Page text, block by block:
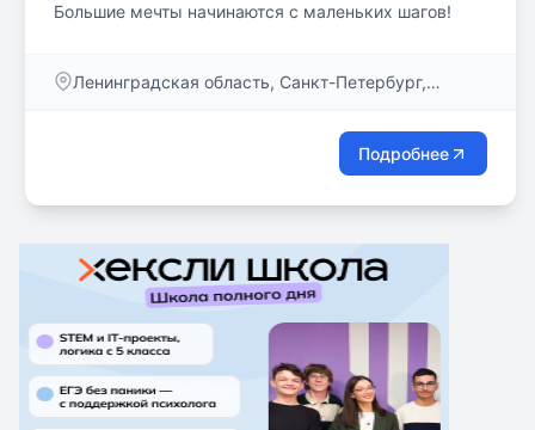
Большие мечты начинаются с маленьких шагов!
Ленинградская область, Санкт-Петербург,
Подробнее